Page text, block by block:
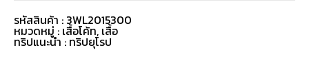
รหัสสินค้า : 3WL2015300
หมวดหมู่ : เสื้อโค้ท, เสื้อ
ทริปแนะนำ : ทริปยุโรป